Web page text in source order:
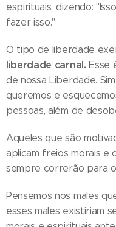
espirituais, dizendo:
fazer isso."
O tipo de liberdade
liberdade carnal. Esse
de nossa Liberdade.
queremos e
pessoas, além de
Aqueles que são
aplicam freios morais e
sempre correrão para
Pensemos nos males
esses males existiriam